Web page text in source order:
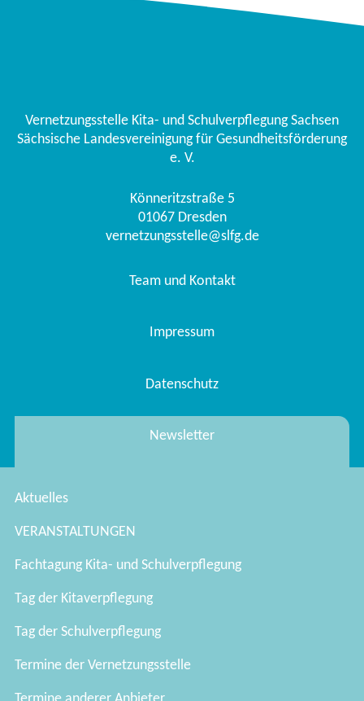
Vernetzungsstelle Kita- und Schulverpflegung Sachsen
Sächsische Landesvereinigung für Gesundheitsförderung
e. V.
Könneritzstraße 5
01067 Dresden
vernetzungsstelle@slfg.de
Team und Kontakt
Impressum
Datenschutz
Newsletter
Aktuelles
VERANSTALTUNGEN
Fachtagung Kita- und Schulverpflegung
Tag der Kitaverpflegung
Tag der Schulverpflegung
Termine der Vernetzungsstelle